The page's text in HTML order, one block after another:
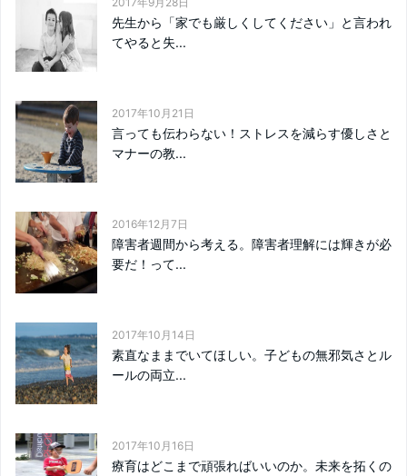
先生から「家でも厳しくしてください」と言われ
てやると失...
2017年10月21日
言っても伝わらない！ストレスを減らす優しさと
マナーの教...
2016年12月7日
障害者週間から考える。障害者理解には輝きが必
要だ！って...
2017年10月14日
素直なままでいてほしい。子どもの無邪気さとル
ールの両立...
2017年10月16日
療育はどこまで頑張ればいいのか。未来を拓くの